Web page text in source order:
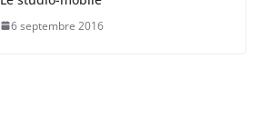
6 septembre 2016